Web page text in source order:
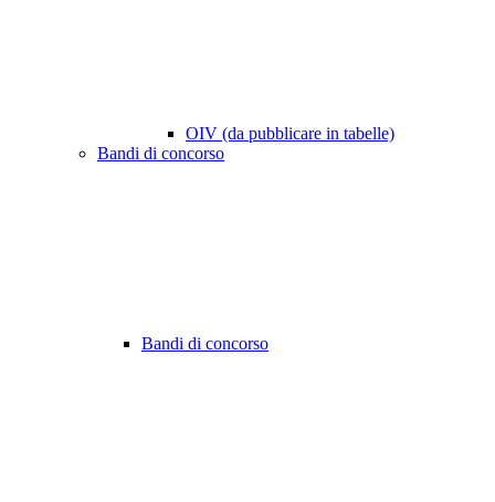
OIV (da pubblicare in tabelle)
Bandi di concorso
Bandi di concorso